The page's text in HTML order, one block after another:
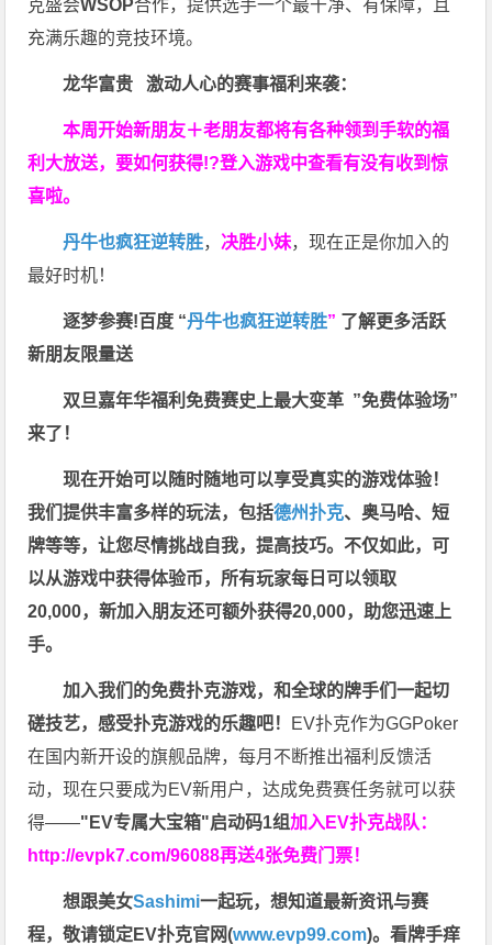
克盛会WSOP合作，提供选手一个最干净、有保障，且
充满乐趣的竞技环境。
龙华富贵 激动人心的赛事福利来袭：
本周开始新朋友＋老朋友都将有各种领到手软的福
利大放送，要如何获得!?登入游戏中查看有没有收到惊
喜啦。
丹牛也疯狂逆转胜， 决胜小妹，现在正是你加入的
最好时机！
逐梦参赛!百度 “丹牛也疯狂逆转胜” 了解更多活跃
新朋友限量送
双旦嘉年华福利免费赛史上最大变革 ”免费体验场”
来了！
现在开始可以随时随地可以享受真实的游戏体验！
我们提供丰富多样的玩法，包括德州扑克、奥马哈、短
牌等等，让您尽情挑战自我，提高技巧。不仅如此， 可
以从游戏中获得体验币，所有玩家每日可以领取
20,000，新加入朋友还可额外获得20,000，助您迅速上
手。
加入我们的免费扑克游戏，和全球的牌手们一起切
磋技艺，感受扑克游戏的乐趣吧！ EV扑克作为GGPoker
在国内新开设的旗舰品牌，每月不断推出福利反馈活
动，现在只要成为EV新用户，达成免费赛任务就可以获
得——"EV专属大宝箱"启动码1组加入EV扑克战队：
http://evpk7.com/96088再送4张免费门票！
想跟美女Sashimi一起玩，想知道最新资讯与赛
程，敬请锁定EV扑克官网(www.evp99.com)。看牌手痒